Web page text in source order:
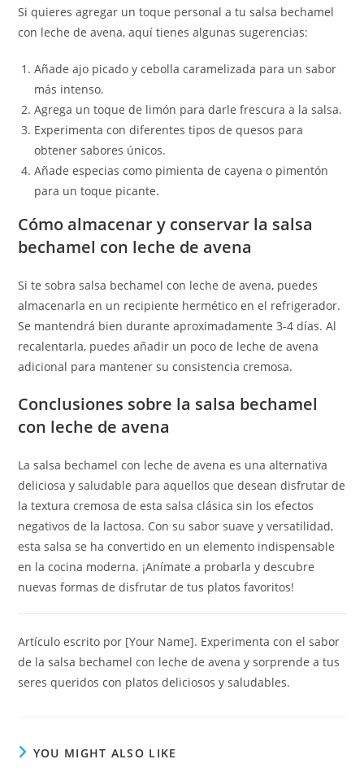
Si quieres agregar un toque personal a tu salsa bechamel
con leche de avena, aquí tienes algunas sugerencias:
Añade ajo picado y cebolla caramelizada para un sabor
más intenso.
Agrega un toque de limón para darle frescura a la salsa.
Experimenta con diferentes tipos de quesos para
obtener sabores únicos.
Añade especias como pimienta de cayena o pimentón
para un toque picante.
Cómo almacenar y conservar la salsa
bechamel con leche de avena
Si te sobra salsa bechamel con leche de avena, puedes
almacenarla en un recipiente hermético en el refrigerador.
Se mantendrá bien durante aproximadamente 3-4 días. Al
recalentarla, puedes añadir un poco de leche de avena
adicional para mantener su consistencia cremosa.
Conclusiones sobre la salsa bechamel
con leche de avena
La salsa bechamel con leche de avena es una alternativa
deliciosa y saludable para aquellos que desean disfrutar de
la textura cremosa de esta salsa clásica sin los efectos
negativos de la lactosa. Con su sabor suave y versatilidad,
esta salsa se ha convertido en un elemento indispensable
en la cocina moderna. ¡Anímate a probarla y descubre
nuevas formas de disfrutar de tus platos favoritos!
Artículo escrito por [Your Name]. Experimenta con el sabor
de la salsa bechamel con leche de avena y sorprende a tus
seres queridos con platos deliciosos y saludables.
YOU MIGHT ALSO LIKE